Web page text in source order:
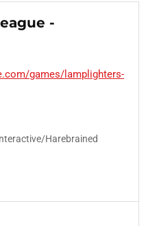
-
games/lamplighters-
Harebrained